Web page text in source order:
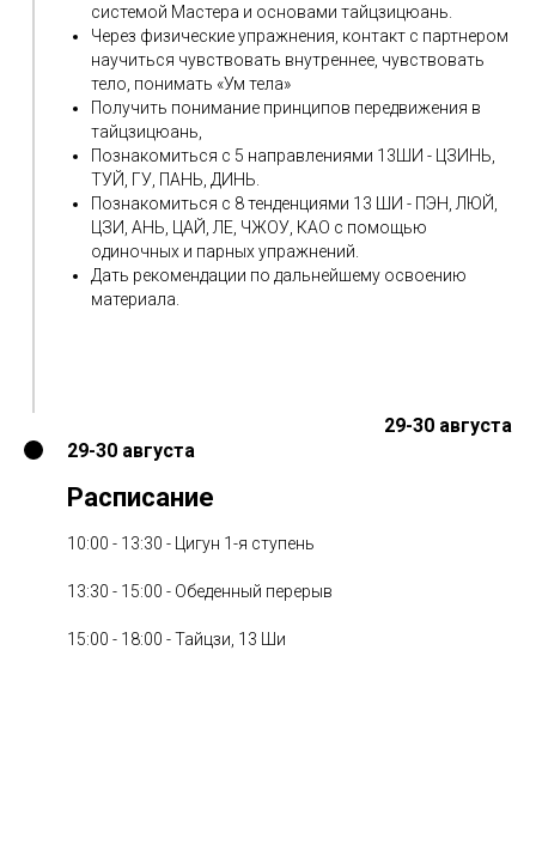
системой Мастера и основами тайцзицюань.
Через физические упражнения, контакт с партнером
научиться чувствовать внутреннее, чувствовать
тело, понимать «Ум тела»
Получить понимание принципов передвижения в
тайцзицюань,
Познакомиться с 5 направлениями 13ШИ - ЦЗИНЬ,
ТУЙ, ГУ, ПАНЬ, ДИНЬ.
Познакомиться с 8 тенденциями 13 ШИ - ПЭН, ЛЮЙ,
ЦЗИ, АНЬ, ЦАЙ, ЛЕ, ЧЖОУ, КАО с помощью
одиночных и парных упражнений.
Дать рекомендации по дальнейшему освоению
материала.
29-30 августа
29-30 августа
Расписание
10:00 - 13:30 - Цигун 1-я ступень
13:30 - 15:00 - Обеденный перерыв
15:00 - 18:00 - Тайцзи, 13 Ши